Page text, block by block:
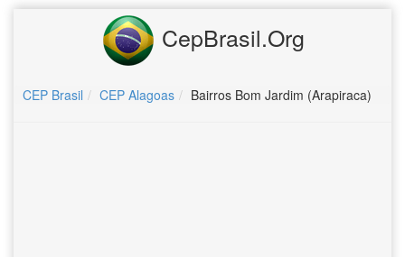
CepBrasil.Org
CEP Brasil CEP Alagoas Bairros Bom Jardim (Arapiraca)